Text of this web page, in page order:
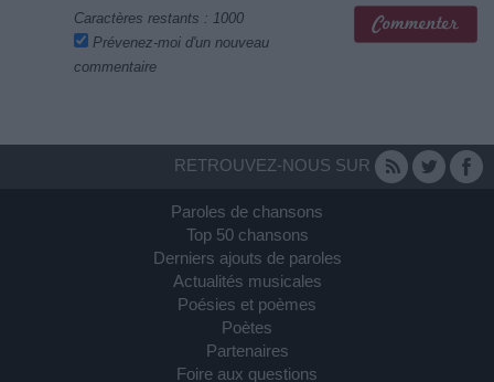
Caractères restants : 1000
Prévenez-moi d'un nouveau
commentaire
RETROUVEZ-NOUS SUR
Paroles de chansons
Top 50 chansons
Derniers ajouts de paroles
Actualités musicales
Poésies et poèmes
Poètes
Partenaires
Foire aux questions